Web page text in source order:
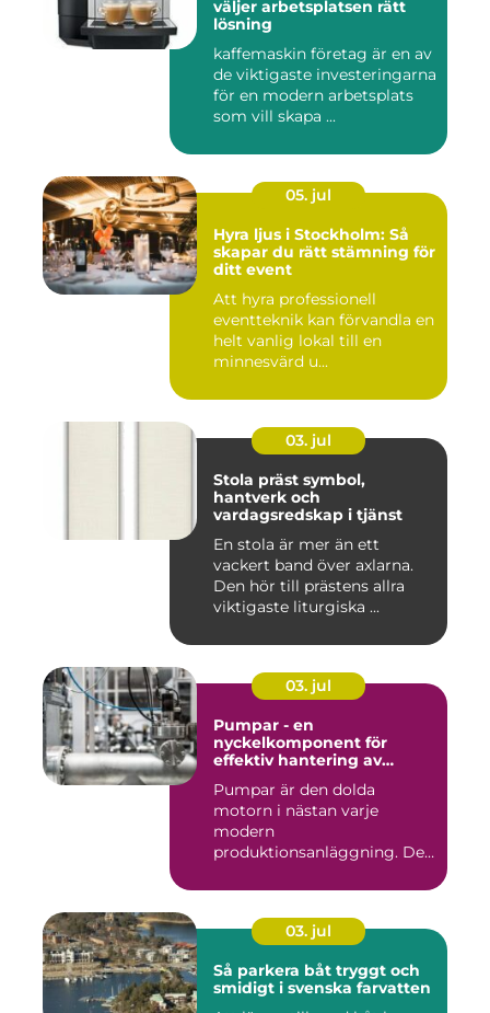
väljer arbetsplatsen rätt
lösning
kaffemaskin företag är en av
de viktigaste investeringarna
för en modern arbetsplats
som vill skapa ...
05. jul
Hyra ljus i Stockholm: Så
skapar du rätt stämning för
ditt event
Att hyra professionell
eventteknik kan förvandla en
helt vanlig lokal till en
minnesvärd u...
03. jul
Stola präst symbol,
hantverk och
vardagsredskap i tjänst
En stola är mer än ett
vackert band över axlarna.
Den hör till prästens allra
viktigaste liturgiska ...
03. jul
Pumpar - en
nyckelkomponent för
effektiv hantering av
Pumpar är den dolda
motorn i nästan varje
modern
produktionsanläggning. De
03. jul
Så parkera båt tryggt och
smidigt i svenska farvatten